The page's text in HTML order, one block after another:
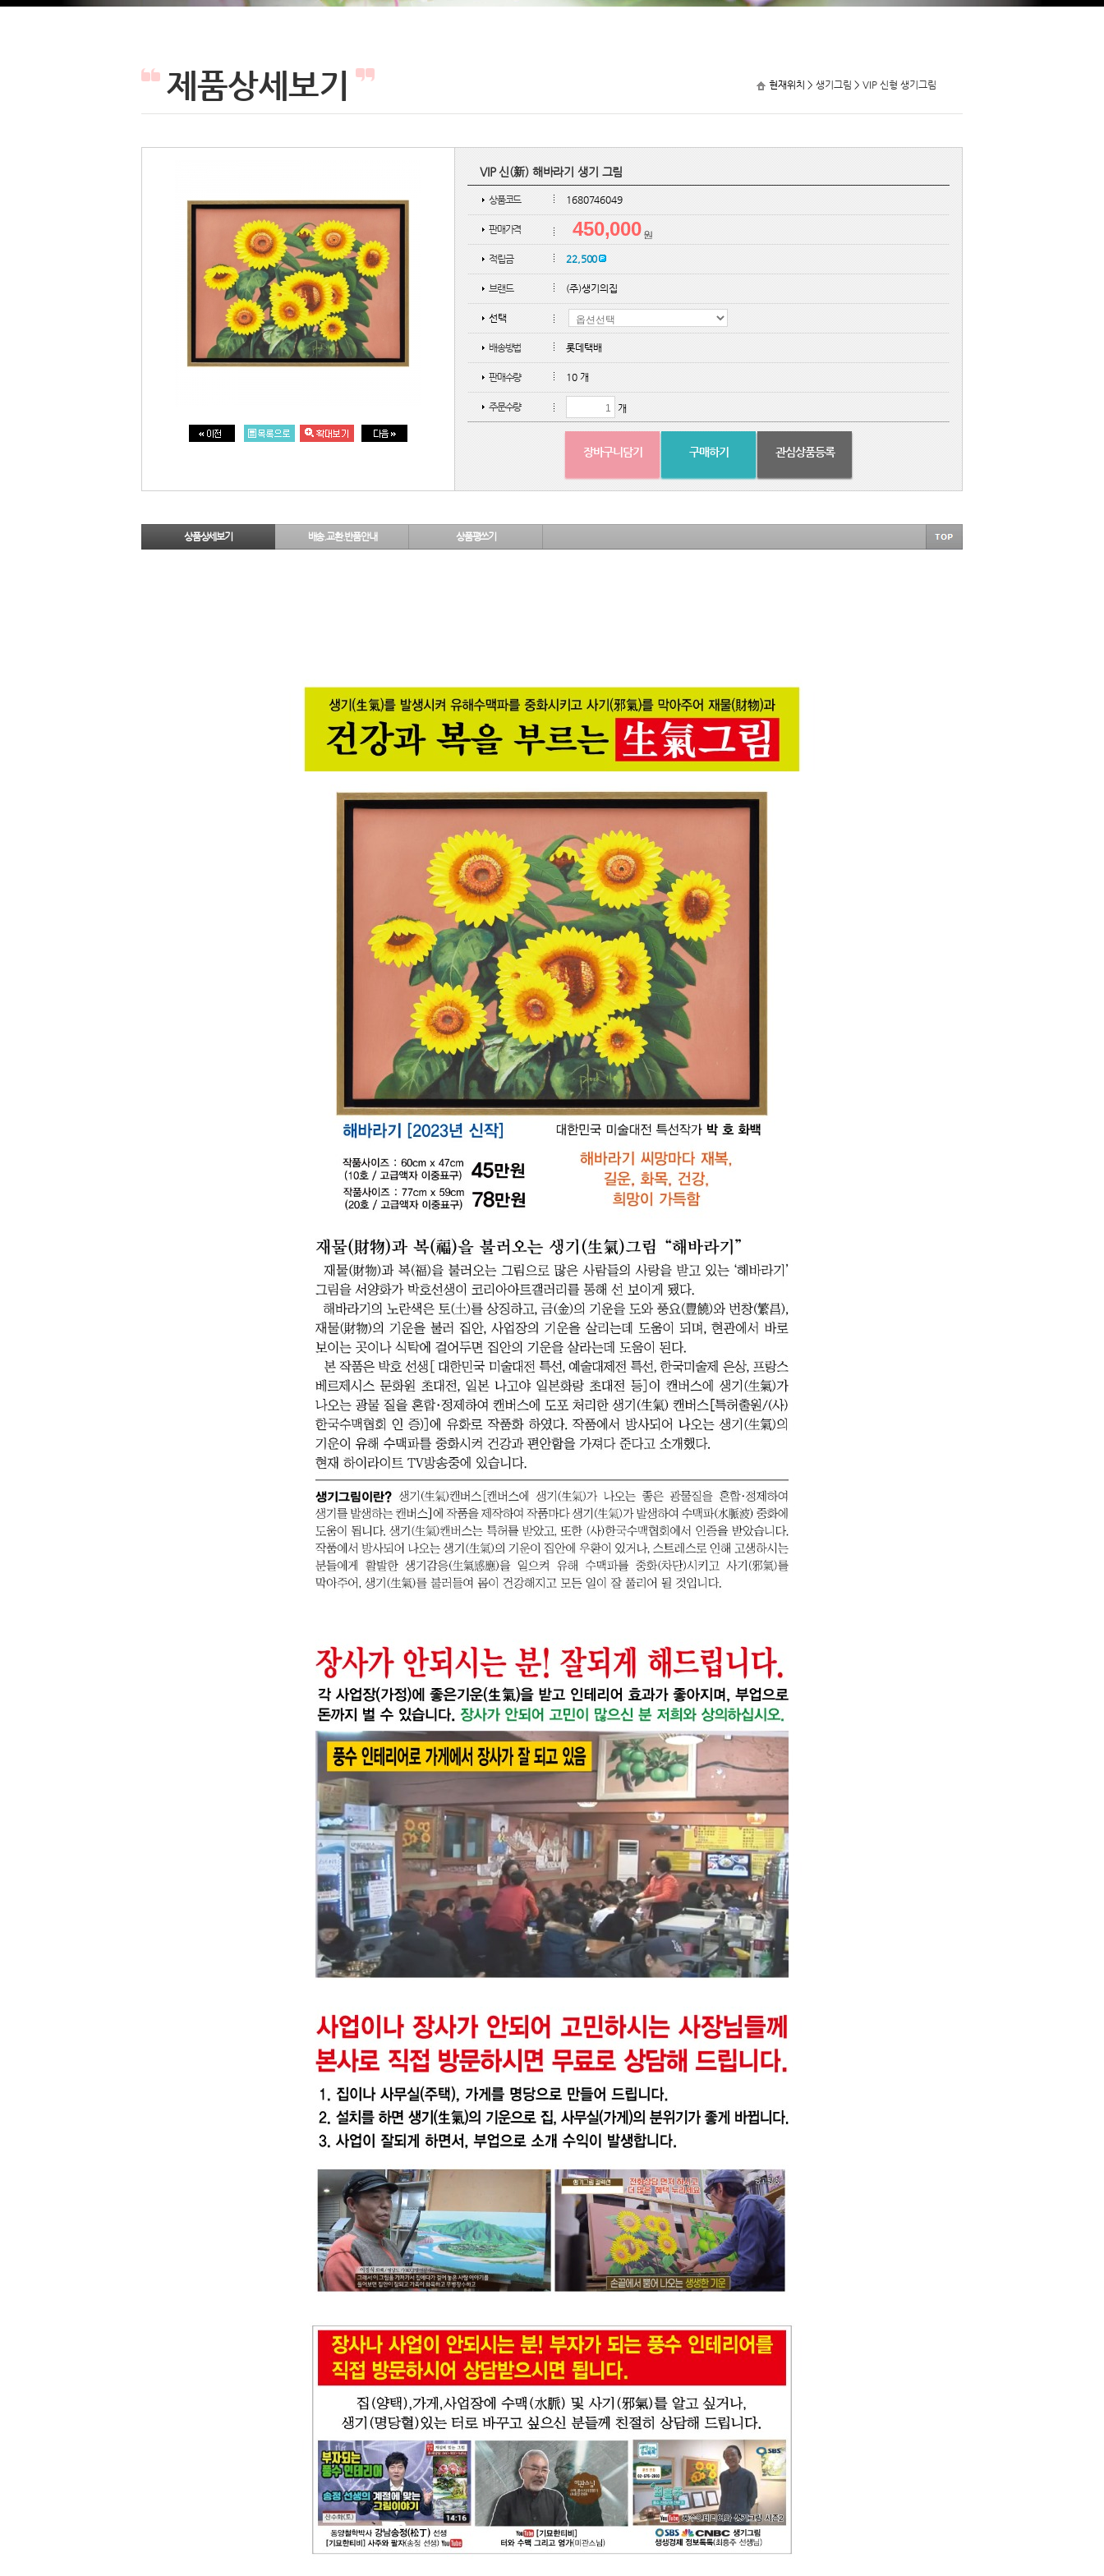
제품상세보기 현재위치 > 생기그림 > VIP 신형 생기그림
VIP 신(新) 해바라기 생기 그림
상품코드 1680746049
판매가격 450,000
적립금 22,500
브랜드 (주)생기의집
선택
배송방법 롯데택배
판매수량 10 개
주문수량 개
장바구니담기 구매하기 관심상품등록
상품상세보기 배송.교환.반품안내 상품평쓰기